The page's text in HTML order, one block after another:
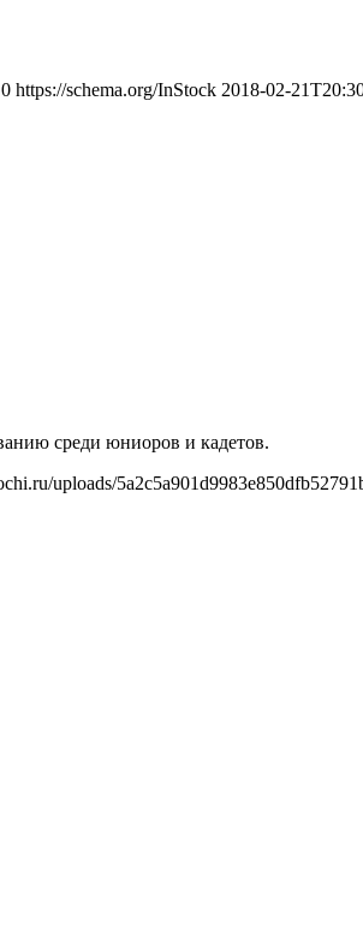
0 https://schema.org/InStock 2018-02-
среди юниоров и кадетов.
uploads/